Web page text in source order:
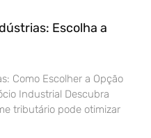
Escolha a
Como Escolher a Opção
Industrial Descubra
tributário pode otimizar